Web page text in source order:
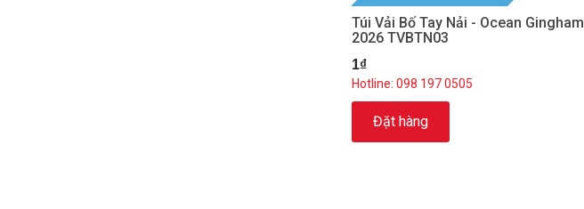
Túi Vải Bố Tay Nải - Ocean Gingham
2026 TVBTN03
1₫
Hotline: 098 197 0505
Đặt hàng